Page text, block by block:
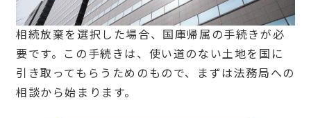
相続放棄を選択した場合、国庫帰属の手続きが必
要です。この手続きは、使い道のない土地を国に
引き取ってもらうためのもので、まずは法務局への
相談から始まります。